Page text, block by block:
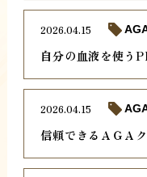
自分の血液を使う
2026.04.15
信頼できるＡＧＡ
2026.04.15